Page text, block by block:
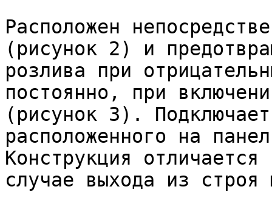
Расположен
(рисунок 2) и
розлива при
постоянно, при
(рисунок 3).
расположенного на
Конструкция
случае выхода из строя